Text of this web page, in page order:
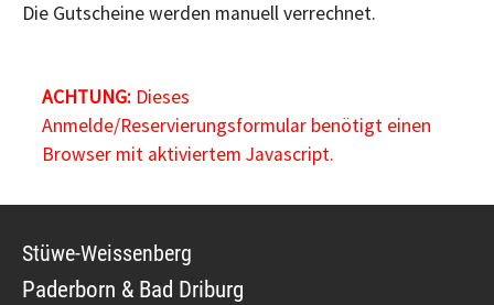
Die Gutscheine werden manuell verrechnet.
ACHTUNG:Dieses
Anmelde/Reservierungsformular benötigt einen
Browser mit aktiviertem Javascript.
Stüwe-Weissenberg
Paderborn & Bad Driburg